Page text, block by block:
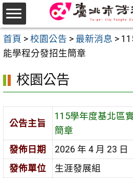
跳
至
主
要
區
首頁 > 校園公告 > 最新消息 >
能學程分發招生簡章
校園公告
公告主旨
115學年度基北區
簡章
發佈日期
2026 年 4 月 23 日
發佈單位
生涯發展組
選
單